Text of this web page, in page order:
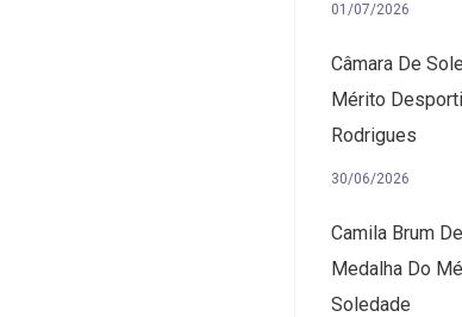
01/07/2026
Câmara De
Mérito
Rodrigues
30/06/2026
Camila Brum
Medalha Do
Soledade